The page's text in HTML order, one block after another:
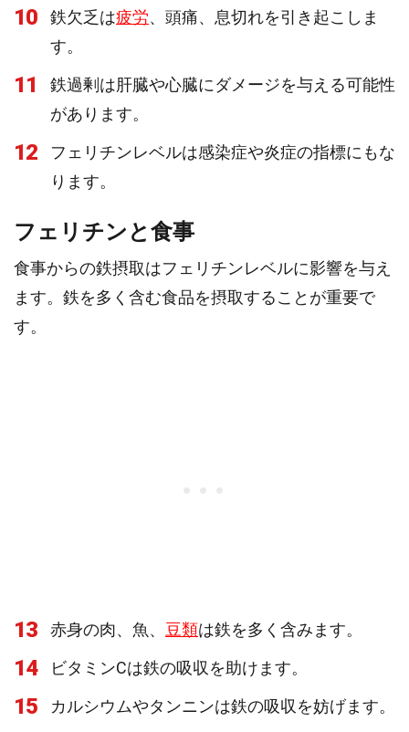
10 鉄欠乏は疲労、頭痛、息切れを引き起こしま
す。
11
鉄過剰は肝臓や心臓にダメージを与える可能性
があります。
12
フェリチンレベルは感染症や炎症の指標にもな
ります。
フェリチンと食事
食事からの鉄摂取はフェリチンレベルに影響を与え
ます。鉄を多く含む食品を摂取することが重要で
す。
13 赤身の肉、魚、 豆類は鉄を多く含みます。
14 ビタミンCは鉄の吸収を助けます。
15 カルシウムやタンニンは鉄の吸収を妨げます。